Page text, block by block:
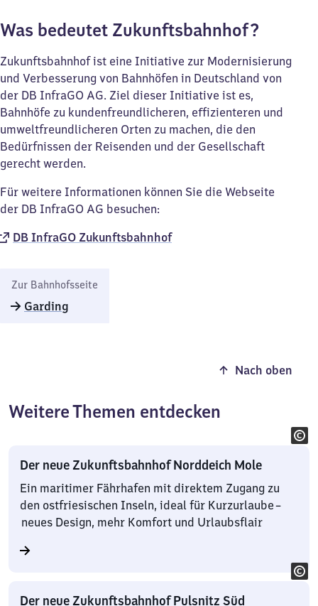
Was bedeutet Zukunftsbahnhof?
Zukunftsbahnhof ist eine Initiative zur Modernisierung
und Verbesserung von Bahnhöfen in Deutschland von
der DB InfraGO AG. Ziel dieser Initiative ist es,
Bahnhöfe zu kundenfreundlicheren, effizienteren und
umweltfreundlicheren Orten zu machen, die den
Bedürfnissen der Reisenden und der Gesellschaft
gerecht werden.
Für weitere Informationen können Sie die Webseite
der DB InfraGO AG besuchen:
DB InfraGO Zukunftsbahnhof​
Zur Bahnhofsseite
Garding
Nach oben
Weitere Themen entdecken
Der neue Zukunftsbahnhof Norddeich Mole
Ein maritimer Fährhafen mit direktem Zugang zu
den ostfriesischen Inseln, ideal für Kurzurlaube –
neues Design, mehr Komfort und Urlaubsflair
Der neue Zukunftsbahnhof Pulsnitz Süd